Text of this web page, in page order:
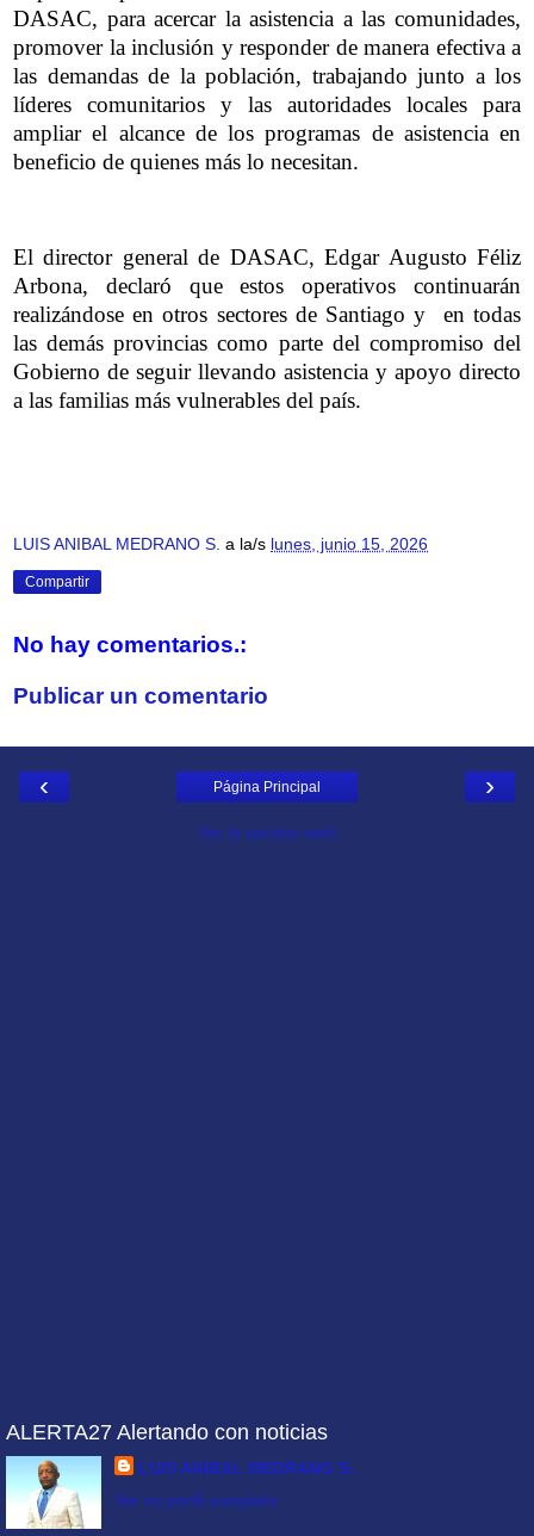
DASAC, para acercar la asistencia a las comunidades,
promover la inclusión y responder de manera efectiva a
las demandas de la población, trabajando junto a los
líderes comunitarios y las autoridades locales para
ampliar el alcance de los programas de asistencia en
beneficio de quienes más lo necesitan.
El director general de DASAC, Edgar Augusto Féliz
Arbona, declaró que estos operativos continuarán
realizándose en otros sectores de Santiago y en todas
las demás provincias como parte del compromiso del
Gobierno de seguir llevando asistencia y apoyo directo
a las familias más vulnerables del país.
LUIS ANIBAL MEDRANO S. a la/s lunes, junio 15, 2026
Compartir
No hay comentarios.:
Publicar un comentario
‹ ›
Página Principal
Ver la versión web
ALERTA27 Alertando con noticias
LUIS ANIBAL MEDRANO S.
Ver mi perfil completo